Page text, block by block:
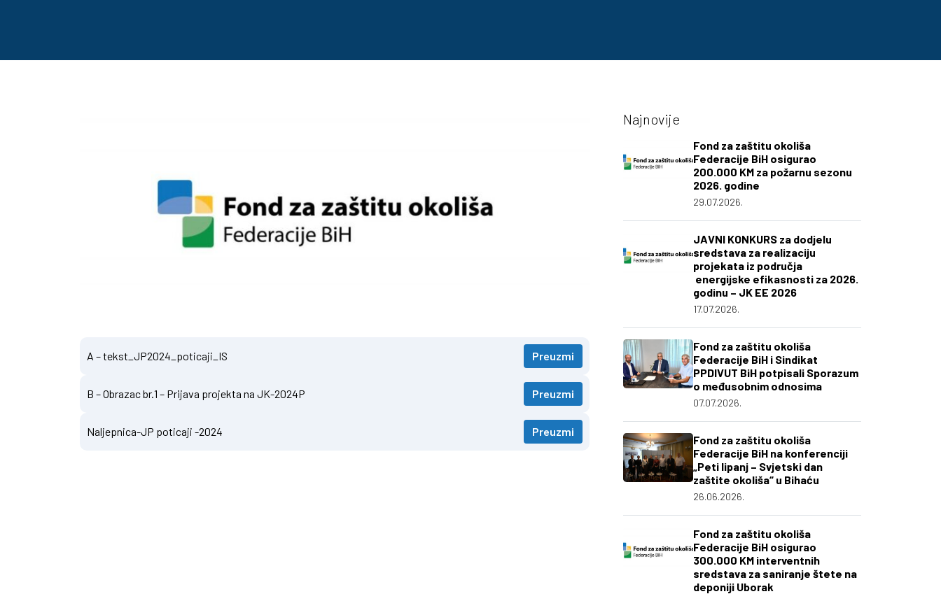
A – tekst_JP2024_poticaji_IS Preuzmi
B – Obrazac br.1 – Prijava projekta na JK-2024P Preuzmi
Naljepnica-JP poticaji -2024 Preuzmi
Najnovije
Fond za zaštitu okoliša
Federacije BiH osigurao
200.000 KM za požarnu sezonu
2026. godine
29.07.2026.
JAVNI KONKURS za dodjelu
sredstava za realizaciju
projekata iz područja
energijske efikasnosti za 2026.
godinu – JK EE 2026
17.07.2026.
Fond za zaštitu okoliša
Federacije BiH i Sindikat
PPDIVUT BiH potpisali Sporazum
o međusobnim odnosima
07.07.2026.
Fond za zaštitu okoliša
Federacije BiH na konferenciji
„Peti lipanj – Svjetski dan
zaštite okoliša“ u Bihaću
26.06.2026.
Fond za zaštitu okoliša
Federacije BiH osigurao
300.000 KM interventnih
sredstava za saniranje štete na
deponiji Uborak